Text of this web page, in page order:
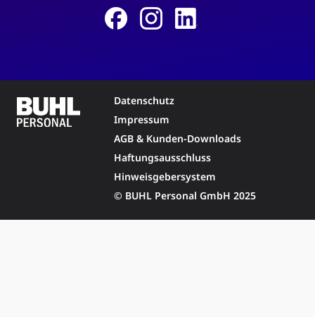
Datenschutz
Impressum
AGB & Kunden-Downloads
Haftungsausschluss
Hinweisgebersystem
© BUHL Personal GmbH 2025